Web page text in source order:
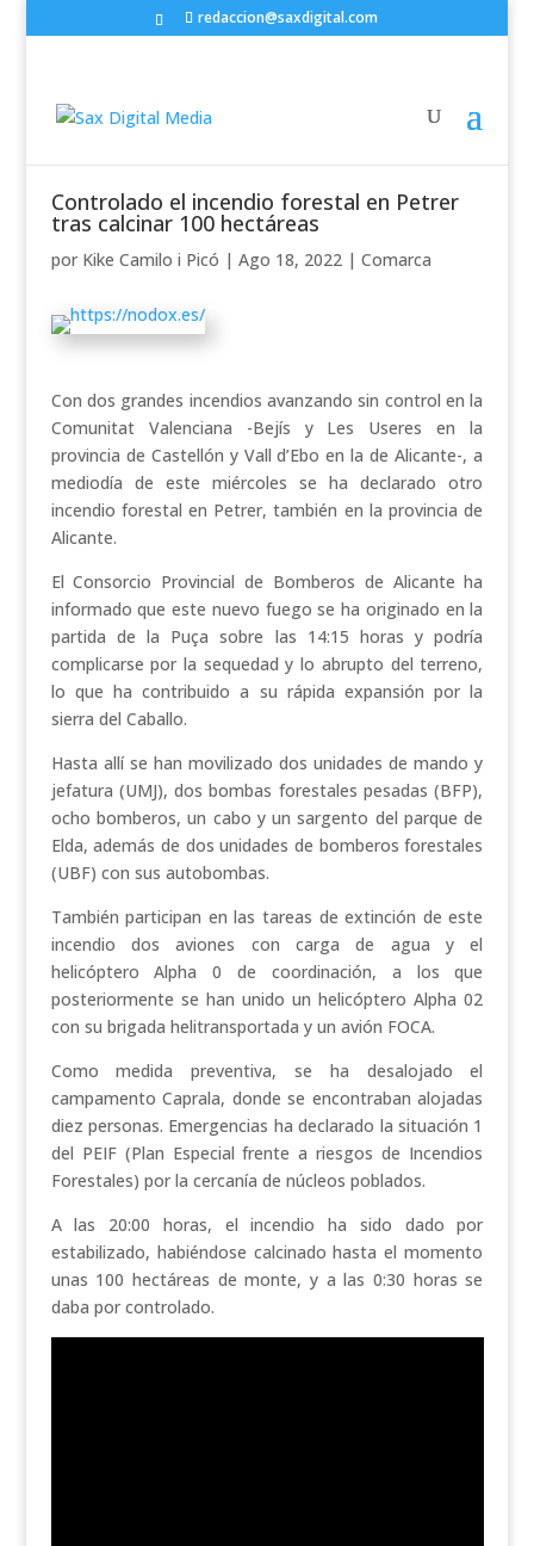
redaccion@saxdigital.com
Controlado el incendio forestal en Petrer
tras calcinar 100 hectáreas
por Kike Camilo i Picó | Ago 18, 2022| Comarca
Con dos grandes incendios avanzando sin control en la
Comunitat Valenciana -Bejís y Les Useres en la
provincia de Castellón y Vall d’Ebo en la de Alicante-, a
mediodía de este miércoles se ha declarado otro
incendio forestal en Petrer, también en la provincia de
Alicante.
El Consorcio Provincial de Bomberos de Alicante ha
informado que este nuevo fuego se ha originado en la
partida de la Puça sobre las 14:15 horas y podría
complicarse por la sequedad y lo abrupto del terreno,
lo que ha contribuido a su rápida expansión por la
sierra del Caballo.
Hasta allí se han movilizado dos unidades de mando y
jefatura (UMJ), dos bombas forestales pesadas (BFP),
ocho bomberos, un cabo y un sargento del parque de
Elda, además de dos unidades de bomberos forestales
(UBF) con sus autobombas.
También participan en las tareas de extinción de este
incendio dos aviones con carga de agua y el
helicóptero Alpha 0 de coordinación, a los que
posteriormente se han unido un helicóptero Alpha 02
con su brigada helitransportada y un avión FOCA.
Como medida preventiva, se ha desalojado el
campamento Caprala, donde se encontraban alojadas
diez personas. Emergencias ha declarado la situación 1
del PEIF (Plan Especial frente a riesgos de Incendios
Forestales) por la cercanía de núcleos poblados.
A las 20:00 horas, el incendio ha sido dado por
estabilizado, habiéndose calcinado hasta el momento
unas 100 hectáreas de monte, y a las 0:30 horas se
daba por controlado.